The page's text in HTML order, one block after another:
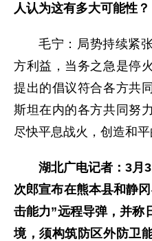
人认为这有多大可能性？
毛宁：局势持续紧
方利益，当务之急是停
提出的倡议符合各方共
斯坦在内的各方共同努
尽快平息战火，创造和平
湖北广电记者：3月
次郎宣布在熊本县和静
击能力”远程导弹，并称
境，须构筑防区外防卫